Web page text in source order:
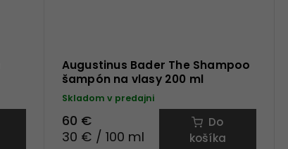
Augustinus Bader The Shampoo
šampón na vlasy 200 ml
Skladom v predajni
60 €
30 € / 100 ml
Do
košíka